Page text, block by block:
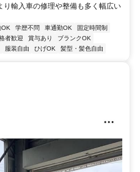
り輸入車の修理や整備も多く幅広い
OK 学歴不問 車通勤OK
固定時間制
者歓迎 賞与あり
ブランクOK
服装自由 ひげOK 髪型・髪色自由